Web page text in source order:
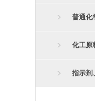
普通化
化工原
指示剂